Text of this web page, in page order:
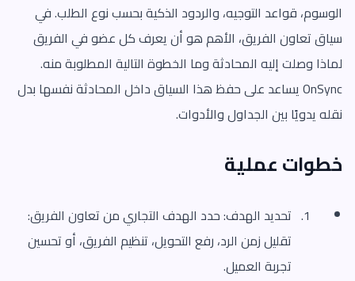
الوسوم، قواعد التوجيه، والردود الذكية بحسب نوع الطلب. في
سياق تعاون الفريق، الأهم هو أن يعرف كل عضو في الفريق
لماذا وصلت إليه المحادثة وما الخطوة التالية المطلوبة منه.
OnSync يساعد على حفظ هذا السياق داخل المحادثة نفسها بدل
نقله يدويًا بين الجداول والأدوات.
خطوات عملية
تحديد الهدف: حدد الهدف التجاري من تعاون الفريق:
تقليل زمن الرد، رفع التحويل، تنظيم الفريق، أو تحسين
تجربة العميل.